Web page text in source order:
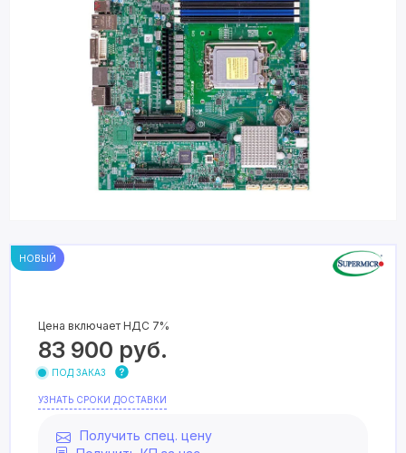
НОВЫЙ
Цена включает НДС 7%
83 900 руб.
ПОД ЗАКАЗ
УЗНАТЬ СРОКИ ДОСТАВКИ
Получить спец. цену